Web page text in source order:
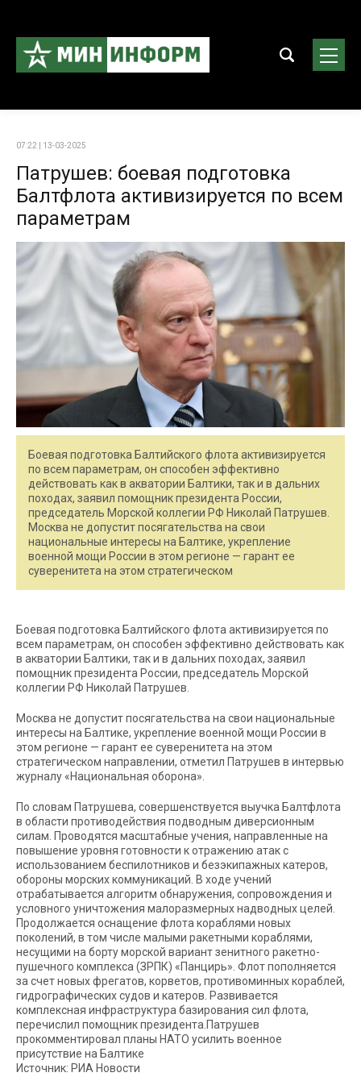
07:22 | 13-03-2025
Патрушев: боевая подготовка
Балтфлота активизируется по всем
параметрам
Боевая подготовка Балтийского флота активизируется
по всем параметрам, он способен эффективно
действовать как в акватории Балтики, так и в дальних
походах, заявил помощник президента России,
председатель Морской коллегии РФ Николай Патрушев.
Москва не допустит посягательства на свои
национальные интересы на Балтике, укрепление
военной мощи России в этом регионе — гарант ее
суверенитета на этом стратегическом
Боевая подготовка Балтийского флота активизируется по
всем параметрам, он способен эффективно действовать как
в акватории Балтики, так и в дальних походах, заявил
помощник президента России, председатель Морской
коллегии РФ Николай Патрушев.
Москва не допустит посягательства на свои национальные
интересы на Балтике, укрепление военной мощи России в
этом регионе — гарант ее суверенитета на этом
стратегическом направлении, отметил Патрушев в интервью
журналу «Национальная оборона».
По словам Патрушева, совершенствуется выучка Балтфлота
в области противодействия подводным диверсионным
силам. Проводятся масштабные учения, направленные на
повышение уровня готовности к отражению атак с
использованием беспилотников и безэкипажных катеров,
обороны морских коммуникаций. В ходе учений
отрабатывается алгоритм обнаружения, сопровождения и
условного уничтожения малоразмерных надводных целей.
Продолжается оснащение флота кораблями новых
поколений, в том числе малыми ракетными кораблями,
несущими на борту морской вариант зенитного ракетно-
пушечного комплекса (ЗРПК) «Панцирь». Флот пополняется
за счет новых фрегатов, корветов, противоминных кораблей,
гидрографических судов и катеров. Развивается
комплексная инфраструктура базирования сил флота,
перечислил помощник президента.Патрушев
прокомментировал планы НАТО усилить военное
присутствие на Балтике
Источник: РИА Новости